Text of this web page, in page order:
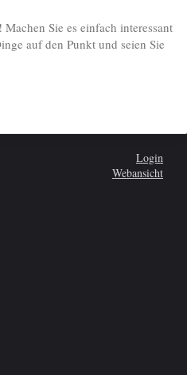
Sie es einfach interessant
auf den Punkt und seien Sie
Login
Webansicht